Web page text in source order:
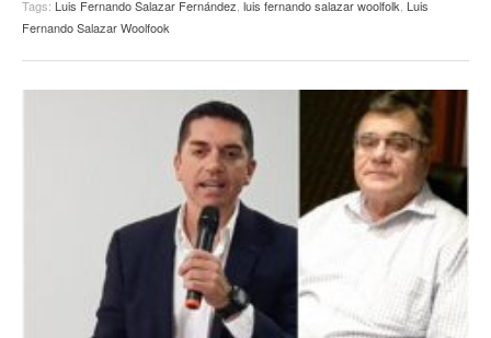
Tags: Luis Fernando Salazar Fernández, luis fernando salazar woolfolk, Luis
Fernando Salazar Woolfook